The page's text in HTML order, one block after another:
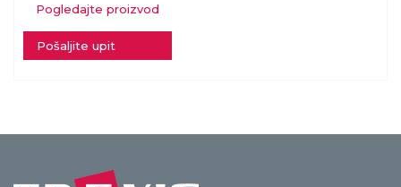
Pogledajte proizvod
Pošaljite upit